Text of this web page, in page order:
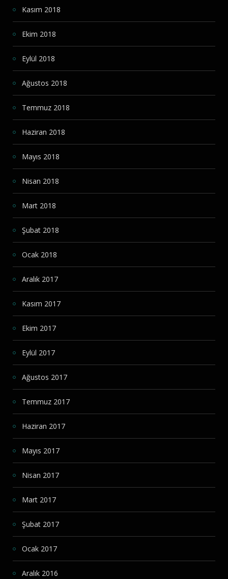
Kasım 2018
Ekim 2018
Eylül 2018
Ağustos 2018
Temmuz 2018
Haziran 2018
Mayıs 2018
Nisan 2018
Mart 2018
Şubat 2018
Ocak 2018
Aralık 2017
Kasım 2017
Ekim 2017
Eylül 2017
Ağustos 2017
Temmuz 2017
Haziran 2017
Mayıs 2017
Nisan 2017
Mart 2017
Şubat 2017
Ocak 2017
Aralık 2016